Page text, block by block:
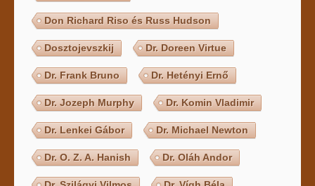
Don Richard Riso és Russ Hudson
Dosztojevszkij Dr. Doreen Virtue
Dr. Frank Bruno Dr. Hetényi Ernő
Dr. Jozeph Murphy Dr. Komin Vladimir
Dr. Lenkei Gábor Dr. Michael Newton
Dr. O. Z. A. Hanish Dr. Oláh Andor